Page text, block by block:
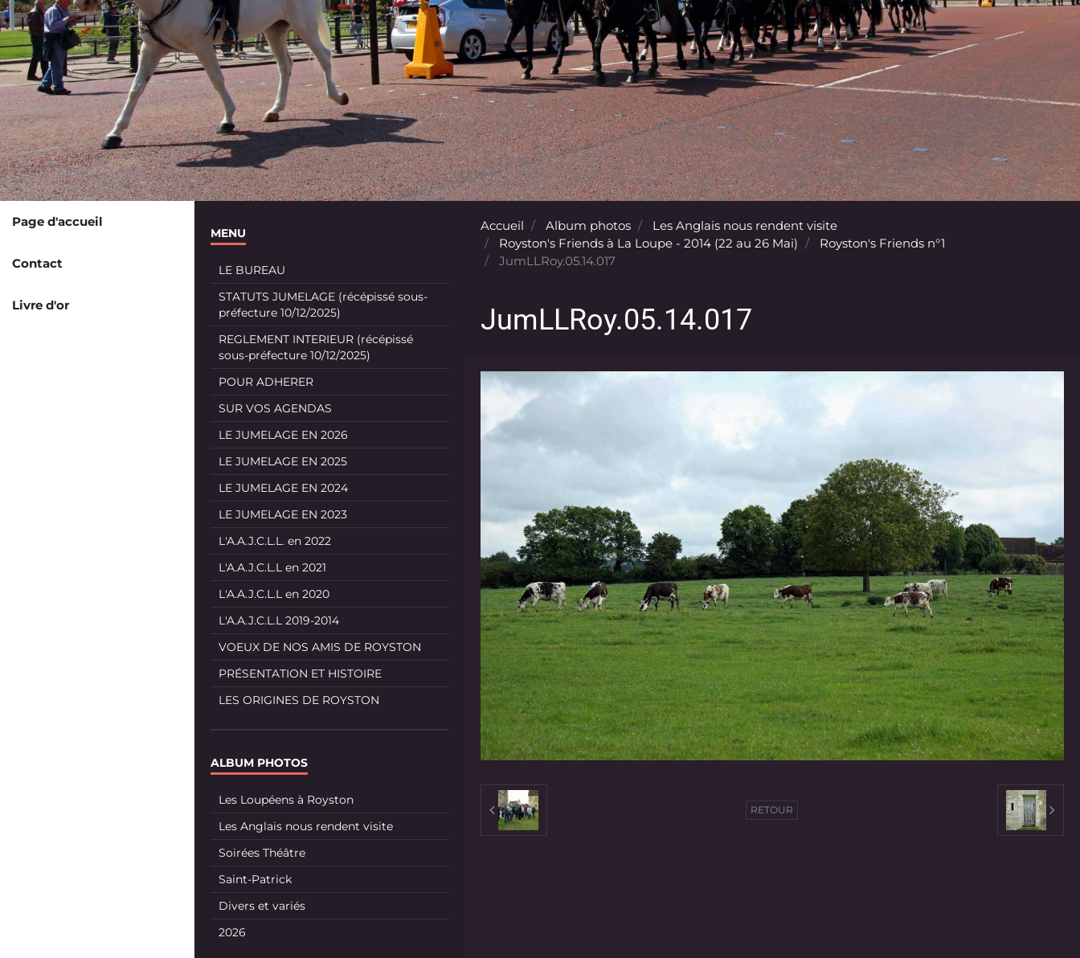
Page d'accueil
Contact
Livre d'or
Accueil Album photos
Les Anglais nous rendent visite
Royston's Friends à La Loupe - 2014 (22 au 26 Mai)
Royston's Friends n°1
JumLLRoy.05.14.017
JumLLRoy.05.14.017
RETOUR
MENU
LE BUREAU
STATUTS JUMELAGE (récépissé sous-
préfecture 10/12/2025)
REGLEMENT INTERIEUR (récépissé
sous-préfecture 10/12/2025)
POUR ADHERER
SUR VOS AGENDAS
LE JUMELAGE EN 2026
LE JUMELAGE EN 2025
LE JUMELAGE EN 2024
LE JUMELAGE EN 2023
L'A.A.J.C.L.L. en 2022
L'A.A.J.C.L.L en 2021
L'A.A.J.C.L.L en 2020
L'A.A.J.C.L.L 2019-2014
VOEUX DE NOS AMIS DE ROYSTON
PRÉSENTATION ET HISTOIRE
LES ORIGINES DE ROYSTON
ALBUM PHOTOS
Les Loupéens à Royston
Les Anglais nous rendent visite
Soirées Théâtre
Saint-Patrick
Divers et variés
2026